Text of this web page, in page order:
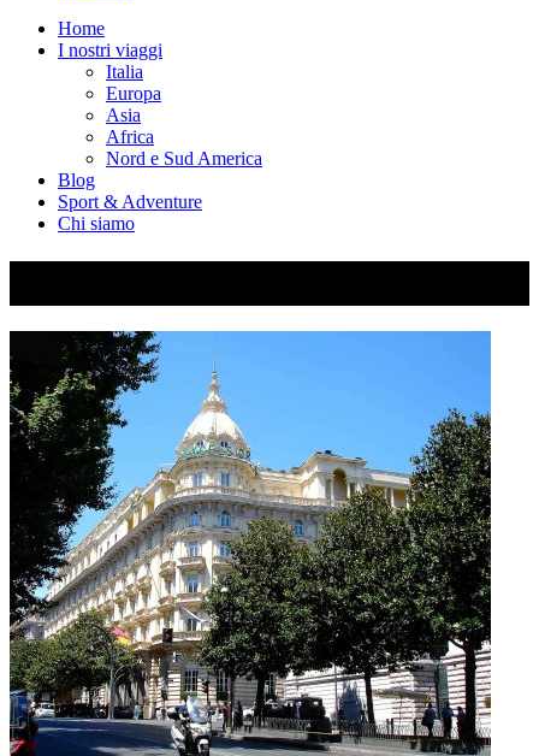
Home
I nostri viaggi
Italia
Europa
Asia
Africa
Nord e Sud America
Blog
Sport & Adventure
Chi siamo